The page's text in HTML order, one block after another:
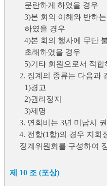
문란하게 하였을 경우
3)본 회의 이해와 반하
하였을 경우
4)본 회의 행사에 무단
초래하였을 경우
5)기타 회원으로서 적
2. 징계의 종류는 다음과
1)경고
2)권리정지
3)제명
3. 연회비는 3년 미납시
4. 전항(1항)의 경우 지회
징계위원회를 구성하여
제 10 조 (포상)